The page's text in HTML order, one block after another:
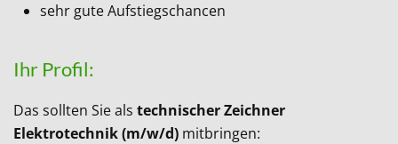
sehr gute Aufstiegschancen
Ihr Profil:
Das sollten Sie als technischer Zeichner
Elektrotechnik (m/w/d) mitbringen: